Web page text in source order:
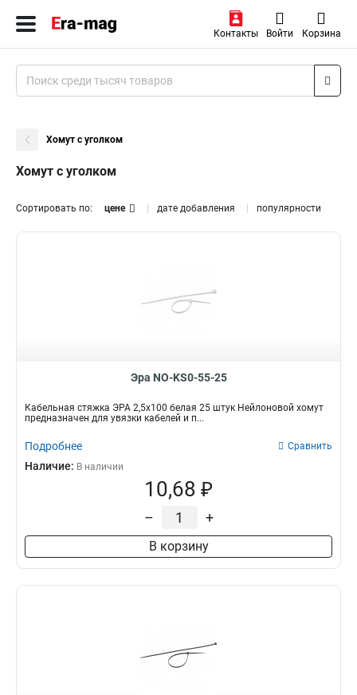
Контакты Войти Корзина
Хомут с уголком
Хомут с уголком
Сортировать по: цене дате добавления популярности
Эра NO-KS0-55-25
Кабельная стяжка ЭРА 2,5х100 белая 25 штук Нейлоновой хомут
предназначен для увязки кабелей и п...
Подробнее Сравнить
Наличие: В наличии
10,68 ₽
– +
В корзину